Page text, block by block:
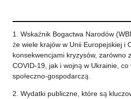
1. Wskaźnik Bogactwa Narodów
że wiele krajów w Unii Europejskiej i
konsekwencjami kryzysów, zarówno
COVID-19, jak i wojną w Ukrainie, co
społeczno-gospodarczą.
2. Wydatki publiczne, które są